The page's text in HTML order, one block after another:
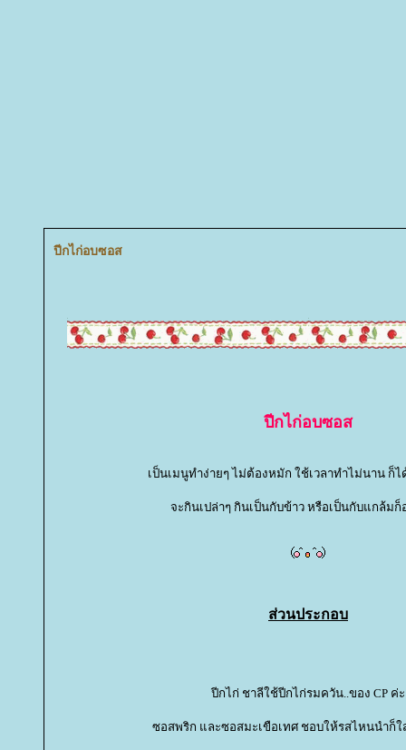
ปีกไก่อบซอส
ปีกไก่อบซอส
เป็นเมนูทำง่ายๆ ไม่ต้องหมัก ใช้เวลาทำไม่นาน ก็
จะกินเปล่าๆ กินเป็นกับข้าว หรือเป็นกับแกล้ม
ส่วนประกอบ
ปีกไก่ ชาลีใช้ปีกไก่รมควัน..ของ CP ค่ะ
ซอสพริก และซอสมะเขือเทศ ชอบให้รสไหนนำก็ใ